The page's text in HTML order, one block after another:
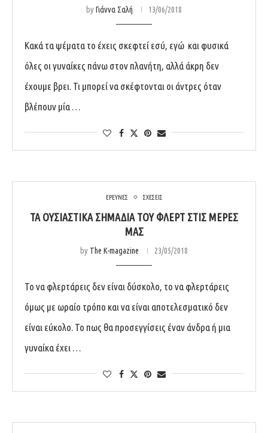
byΓιάννα Σαλή 13/06/2018
Κακά τα ψέματα το έχεις σκεφτεί εσύ, εγώ και φυσικά
όλες οι γυναίκες πάνω στον πλανήτη, αλλά άκρη δεν
έχουμε βρει. Τι μπορεί να σκέφτονται οι άντρες όταν
βλέπουν μία …
ΕΡΕΥΝΕΣ ΣΧΕΣΕΙΣ
ΤΑ ΟΥΣΙΑΣΤΙΚΆ ΣΗΜΆΔΙΑ ΤΟΥ ΦΛΕΡΤ ΣΤΙΣ ΜΈΡΕΣ
ΜΑΣ
by The K-magazine 23/05/2018
Το να φλερτάρεις δεν είναι δύσκολο, το να φλερτάρεις
όμως με ωραίο τρόπο και να είναι αποτελεσματικό δεν
είναι εύκολο. Το πως θα προσεγγίσεις έναν άνδρα ή μια
γυναίκα έχει …